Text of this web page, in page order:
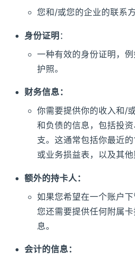
您和/或您的企业的联系方
身份证明：
一种有效的身份证明，
护照。
财务信息：
你需要提供你的收入和/
和负债的信息，包括投
支。这通常包括你最近
或业务损益表，以及其他
额外的持卡人：
如果您希望在一个账户下
您还需要提供任何附属
息。
会计的信息：